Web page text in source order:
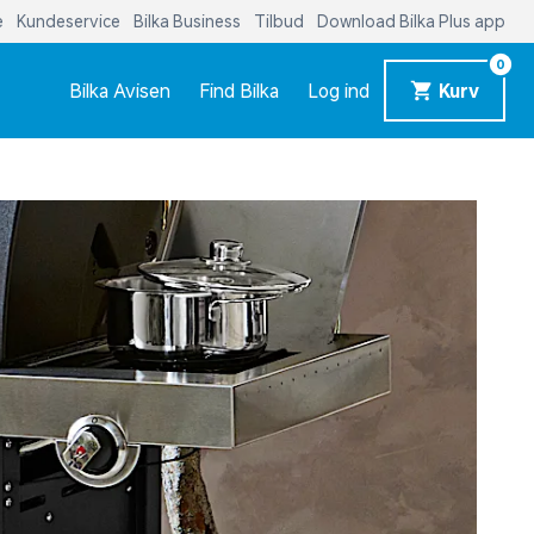
Kundeservice Bilka Business Tilbud Download Bilka Plus app
Bilka Avisen Find Bilka Log ind Kurv
0